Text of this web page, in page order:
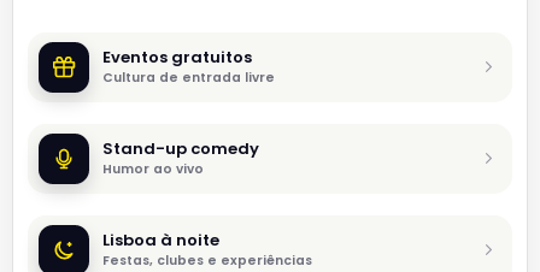
Eventos gratuitos
Cultura de entrada livre
Stand-up comedy
Humor ao vivo
Lisboa à noite
Festas, clubes e experiências